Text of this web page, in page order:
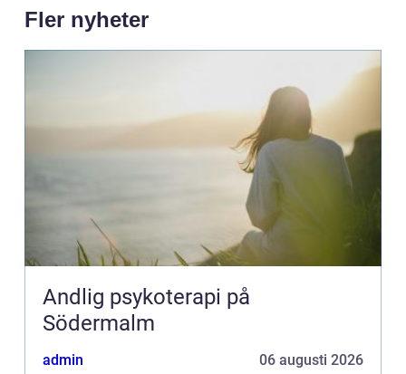
Fler nyheter
Andlig psykoterapi på
Södermalm
admin 06 augusti 2026